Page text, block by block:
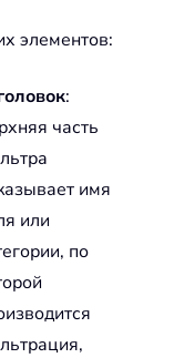
элементов:
:
часть
имя
или
по